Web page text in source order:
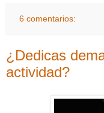
6 comentarios:
¿Dedicas
actividad?